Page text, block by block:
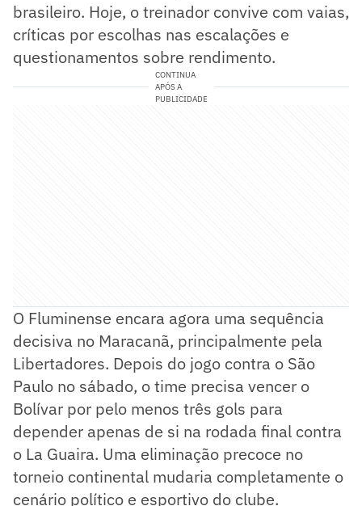
brasileiro. Hoje, o treinador convive com vaias,
críticas por escolhas nas escalações e
questionamentos sobre rendimento.
CONTINUA
APÓS A
PUBLICIDADE
O Fluminense encara agora uma sequência
decisiva no Maracanã, principalmente pela
Libertadores. Depois do jogo contra o São
Paulo no sábado, o time precisa vencer o
Bolívar por pelo menos três gols para
depender apenas de si na rodada final contra
o La Guaira. Uma eliminação precoce no
torneio continental mudaria completamente o
cenário político e esportivo do clube.